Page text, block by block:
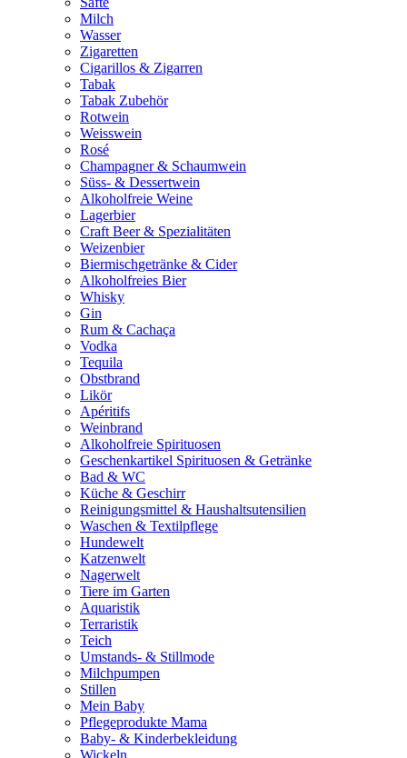
Milch
Wasser
Zigaretten
Cigarillos & Zigarren
Tabak
Tabak Zubehör
Rotwein
Weisswein
Rosé
Champagner & Schaumwein
Süss- & Dessertwein
Alkoholfreie Weine
Lagerbier
Craft Beer & Spezialitäten
Weizenbier
Biermischgetränke & Cider
Alkoholfreies Bier
Whisky
Gin
Rum & Cachaça
Vodka
Tequila
Obstbrand
Likör
Apéritifs
Weinbrand
Alkoholfreie Spirituosen
Geschenkartikel Spirituosen & Getränke
Bad & WC
Küche & Geschirr
Reinigungsmittel & Haushaltsutensilien
Waschen & Textilpflege
Hundewelt
Katzenwelt
Nagerwelt
Tiere im Garten
Aquaristik
Terraristik
Teich
Umstands- & Stillmode
Milchpumpen
Stillen
Mein Baby
Pflegeprodukte Mama
Baby- & Kinderbekleidung
Wickeln